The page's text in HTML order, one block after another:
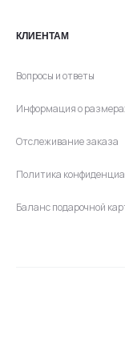
КЛИЕНТАМ
Вопросы и ответы
Информация о
Отслеживание заказа
Политика
Баланс подарочной